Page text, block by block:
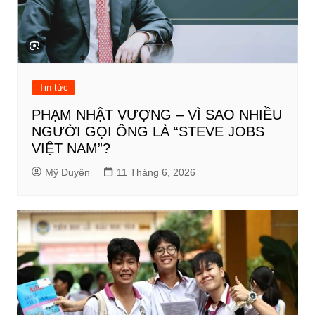
Tin tức
PHẠM NHẬT VƯỢNG – VÌ SAO NHIỀU
NGƯỜI GỌI ÔNG LÀ “STEVE JOBS
VIỆT NAM”?
Mỹ Duyên 11 Tháng 6, 2026